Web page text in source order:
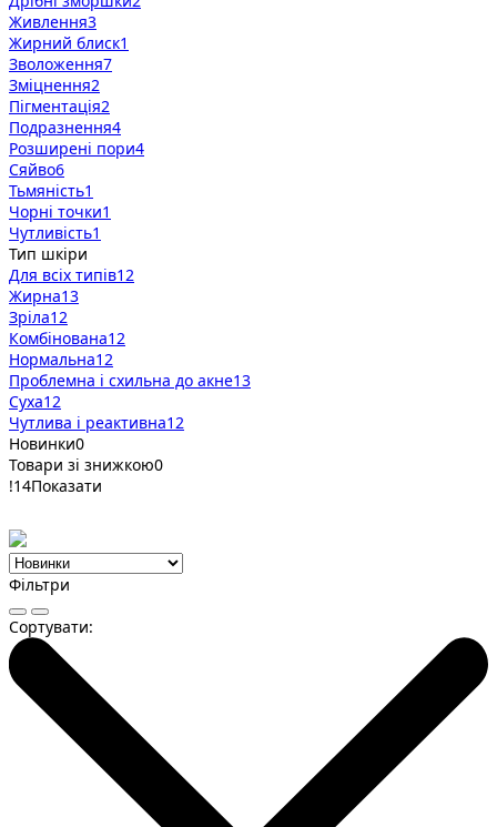
Живлення3
Жирний блиск1
Зволоження7
Зміцнення2
Пігментація2
Подразнення4
Розширені пори4
Сяйво6
Тьмяність1
Чорні точки1
Чутливість1
Тип шкіри
Для всіх типів12
Жирна13
Зріла12
Комбінована12
Нормальна12
Проблемна і схильна до акне13
Суха12
Чутлива і реактивна12
Новинки0
Товари зі знижкою0
!14Показати
Фільтри
Сортувати: